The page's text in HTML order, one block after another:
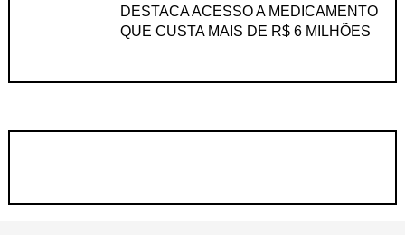
DESTACA ACESSO A MEDICAMENTO
QUE CUSTA MAIS DE R$ 6 MILHÕES